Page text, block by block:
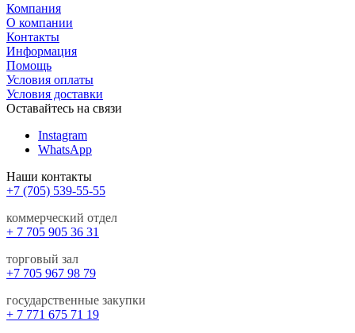
Компания
О компании
Контакты
Информация
Помощь
Условия оплаты
Условия доставки
Оставайтесь на связи
Instagram
WhatsApp
Наши контакты
+7 (705) 539-55-55
коммерческий отдел
+ 7 705 905 36 31
торговый зал
+7 705 967 98 79
государственные закупки
+ 7 771 675 71 19